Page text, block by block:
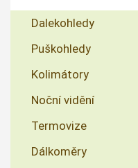
Dalekohledy
Puškohledy
Kolimátory
Noční vidění
Termovize
Dálkoměry